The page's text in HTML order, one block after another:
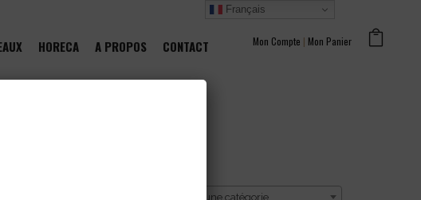
Mon Compte | Mon Panier
HORECA A PROPOS CONTACT
Sélectionner une catégorie
Français